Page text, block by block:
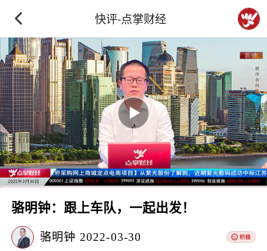
快评-点掌财经
骆明钟：跟上车队，一起出发！
骆明钟 2022-03-30